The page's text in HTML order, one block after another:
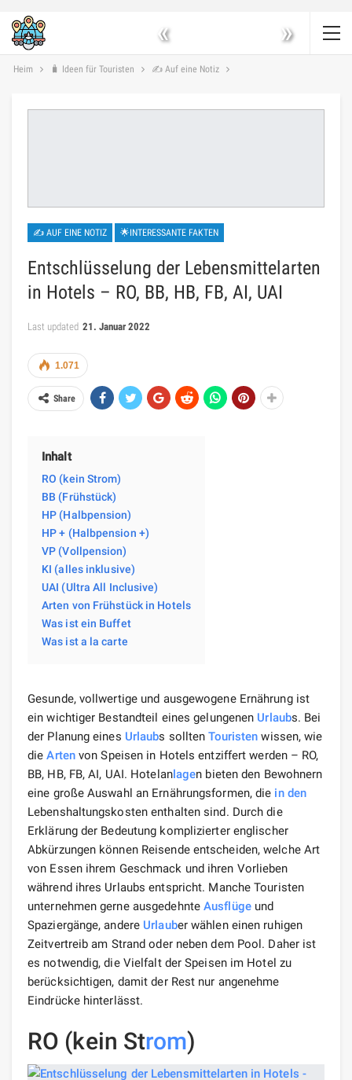
« »
Heim 🧳 Ideen für Touristen ✍ Auf eine Notiz
✍ AUF EINE NOTIZ 🌟INTERESSANTE FAKTEN
Entschlüsselung der Lebensmittelarten
in Hotels – RO, BB, HB, FB, AI, UAI
Last updated 21. Januar 2022
1.071
Share
Inhalt
RO (kein Strom)
BB (Frühstück)
HP (Halbpension)
HP + (Halbpension +)
VP (Vollpension)
KI (alles inklusive)
UAI (Ultra All Inclusive)
Arten von Frühstück in Hotels
Was ist ein Buffet
Was ist a la carte
Gesunde, vollwertige und ausgewogene Ernährung ist
ein wichtiger Bestandteil eines gelungenen Urlaubs. Bei
der Planung eines Urlaubs solltenTouristen wissen, wie
dieArtenvon Speisen in Hotels entziffert werden – RO,
BB, HB, FB, AI, UAI. Hotelanlagen bieten den Bewohnern
eine große Auswahl an Ernährungsformen, die in den
Lebenshaltungskosten enthalten sind. Durch die
Erklärung der Bedeutung komplizierter englischer
Abkürzungen können Reisende entscheiden, welche Art
von Essen ihrem Geschmack und ihren Vorlieben
während ihres Urlaubs entspricht. Manche Touristen
unternehmen gerne ausgedehnteAusflügeund
Spaziergänge, andere Urlauber wählen einen ruhigen
Zeitvertreib am Strand oder neben dem Pool. Daher ist
es notwendig, die Vielfalt der Speisen im Hotel zu
berücksichtigen, damit der Rest nur angenehme
Eindrücke hinterlässt.
RO (kein Strom)